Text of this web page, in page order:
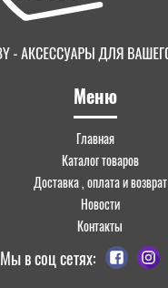
Меню
Главная
Каталог товаров
Доставка , оплата и возврат
Новости
Контакты
Мы в соц сетях: